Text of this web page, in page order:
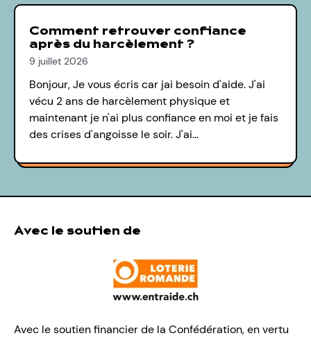
Comment retrouver confiance
après du harcèlement ?
9 juillet 2026
Bonjour, Je vous écris car jai besoin d'aide. J'ai
vécu 2 ans de harcèlement physique et
maintenant je n'ai plus confiance en moi et je fais
des crises d'angoisse le soir. J'ai…
Avec le soutien de
Avec le soutien financier de la Confédération, en vertu